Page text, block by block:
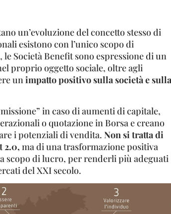
un’evoluzione del concetto stesso di
esistono con l’unico scopo di
Società Benefit sono espressione di un
proprio oggetto sociale, oltre agli
unimpatto positivo sulla società e sulla
in caso di aumenti di capitale,
o quotazione in Borsa e creano
i potenziali di vendita. Non si tratta di
2.0, ma di una trasformazione positiva
scopo di lucro, per renderli più adeguati
del XXI secolo.